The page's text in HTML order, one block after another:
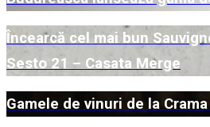
Încearcă cel mai bun
Sesto 21 – Casata Merge
Gamele de vinuri de la